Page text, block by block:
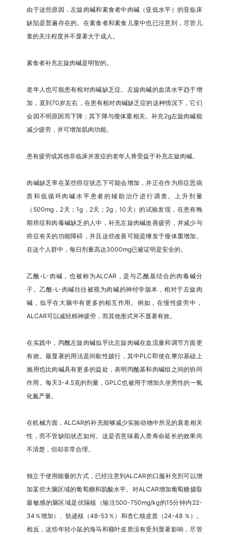
由于这些原因，左旋肉碱和素食者中肉碱（亚低水平）的亚临床
缺陷是普遍存在的。在素食者和素食儿童中也已注意到，尽管儿
童的关注程度并不显著大于成人。
素食者补充左旋肉碱是明智的。
老年人也可能患有相对肉碱缺乏症。左旋肉碱的血清水平趋于增
加，直到70岁左右，在患有相对肉碱缺乏症的这种情况下，它们
会因不明原因而下降；其下降与瘦体重相关。补充2g左旋肉碱能
减少疲劳，并可增加肌肉功能。
患有疲劳或其他非临床并发症的老年人将受益于补充左旋肉碱。
肉碱缺乏率在某些癌症状态下可能会增加，并正在作为癌症恶病
质和低循环肉碱水平患者的辅助治疗进行调查。上升剂量
（500mg，2天；1g，2天；2g，10天）的试验发现，在患有晚
期癌症和肉毒碱缺乏的人中，补充左旋肉碱改善疲劳，并减少与
癌症有关的功能障碍，并且这些改善可能是继发于瘦体重增加。
在这个人群中，每日剂量高达3000mg已被证明是安全的。
乙酰-L-肉碱，也被称为ALCAR，是与乙酰基结合的肉毒碱分
子。乙酰-L-肉碱往往被视为肉碱的神经学版本，相对于左旋肉
碱，似乎在大脑中有更多的相互作用。例如，在慢性疲劳中，
ALCAR可以减轻精神疲劳，而其他形式并不显著有效。
在实践中，丙酰左旋肉碱似乎比左旋肉碱在血流量和调节方面更
有效。最显著的用法是间歇性跛行，其中PLC即使在摩尔基础上
施用也比肉碱具有更多的益处，表明丙酰基和肉碱组之间的协同
作用。每天3-4.5克的剂量，GPLC也被用于增加久坐男性的一氧
化氮产量。
在机械方面，ALCAR的补充能够减少实验动物中所见的衰老相关
性，而不管缺陷状态如何。这是否意味着人类寿命延长的效果尚
不清楚，但却非常合理。
独立于使用能量的方式，已经注意到ALCAR的口服补充剂可以增
加某些大脑区域的葡萄糖和肌酸水平。对ALCAR增加葡萄糖摄取
最敏感的脑区域是伏隔核（输注500-750mg/kg的15分钟内22-
34％增加）、轨迹核（48-53％）和杏仁核皮质（24-48 ％）。
相反，这些年轻小鼠的海马和额叶皮质没有受到显著影响，尽管